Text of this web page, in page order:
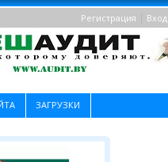
Регистрация Вход
ЗАГРУЗКИ